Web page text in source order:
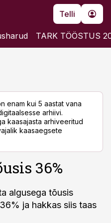
Telli
TARK TÖÖSTUS
enam kui 5 aastat vana
arhiivi.
kaasajasta arhiveeritud
kaasaegsete
36%
algusega tõusis
ja hakkas siis taas